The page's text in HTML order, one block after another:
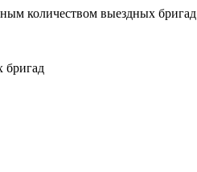
количеством выездных бригад
бригад